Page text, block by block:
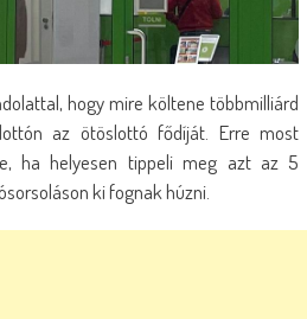
hogy mire költene többmilliárd
az ötöslottó fődíját. Erre most
ha helyesen tippeli meg azt az 5
ki fognak húzni.